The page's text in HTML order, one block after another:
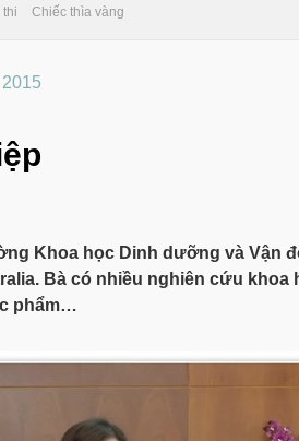
thi Chiếc thìa vàng
2015
Khoa học Dinh dưỡng và Vận
Bà có nhiều nghiên cứu khoa
phẩm…